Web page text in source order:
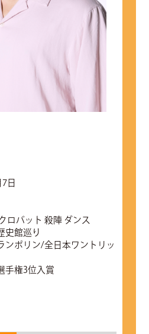
日
ロバット 殺陣 ダンス
館巡り
ンポリン/全日本ワントリッ
手権3位入賞